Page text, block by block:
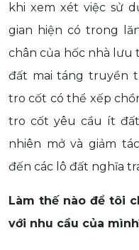
khi xem xét việc sử
gian hiện có trong
chân của hốc nhà lưu
đất mai táng truyền
tro cốt có thể xếp
tro cốt yêu cầu ít
nhiên mở và giảm
đến các lô đất nghĩa
Làm thế nào để tôi
với nhu cầu của